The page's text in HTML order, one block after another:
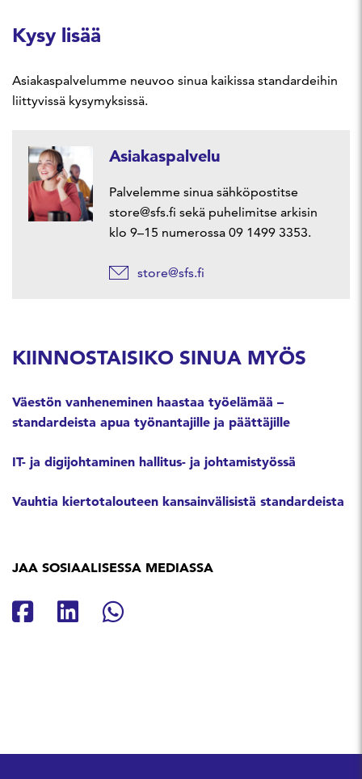
Kysy lisää
Asiakaspalvelumme neuvoo sinua kaikissa standardeihin
liittyvissä kysymyksissä.
Asiakaspalvelu
Palvelemme sinua sähköpostitse
store@sfs.fi sekä puhelimitse arkisin
klo 9–15 numerossa 09 1499 3353.
store@sfs.fi
KIINNOSTAISIKO SINUA MYÖS
Väestön vanheneminen haastaa työelämää –
standardeista apua työnantajille ja päättäjille
IT- ja digijohtaminen hallitus- ja johtamistyössä
Vauhtia kiertotalouteen kansainvälisistä standardeista
JAA SOSIAALISESSA MEDIASSA
Jaa Facebookissa
Jaa Linkedinissä
Jaa Whatsappissa